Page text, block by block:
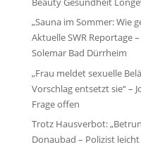
„Sauna im Sommer: Wie
Aktuelle SWR Reportage
Solemar Bad Dürrheim
„Frau meldet sexuelle
Vorschlag entsetzt sie“ –
Frage offen
Trotz Hausverbot:
Donaubad – Polizist